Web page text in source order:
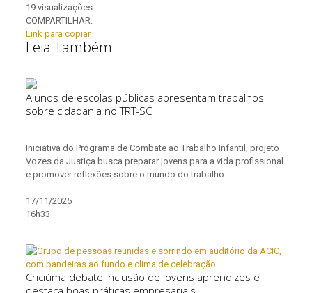
19 visualizações
COMPARTILHAR:
Link para copiar
Leia Também:
Alunos de escolas públicas apresentam trabalhos
sobre cidadania no TRT-SC
Iniciativa do Programa de Combate ao Trabalho Infantil, projeto
Vozes da Justiça busca preparar jovens para a vida profissional
e promover reflexões sobre o mundo do trabalho
17/11/2025
16h33
Criciúma debate inclusão de jovens aprendizes e
destaca boas práticas empresariais